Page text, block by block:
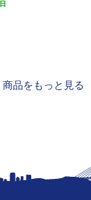
商品をもっと見る